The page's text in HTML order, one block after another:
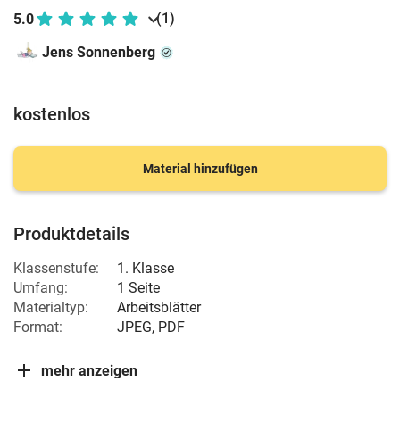
5.0
(1)
Jens Sonnenberg
kostenlos
Material hinzufügen
Produktdetails
Klassenstufe:
1. Klasse
Umfang:
1 Seite
Materialtyp:
Arbeitsblätter
Format:
JPEG, PDF
mehr anzeigen